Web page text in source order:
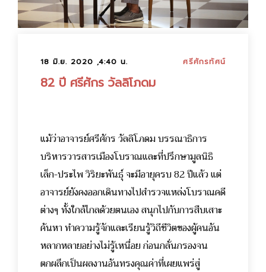
18 มิ.ย. 2020 ,4:40 น. ศรีศักรทัศน์
82 ปี ศรีศักร วัลลิโภดม
แม้ว่าอาจารย์ศรีศักร วัลลิโภดม บรรณาธิการ
บริหารวารสารเมืองโบราณและที่ปรึกษามูลนิธิ
เล็ก-ประไพ วิริยะพันธุ์ จะมีอายุครบ 82 ปีแล้ว​ แต่
อาจารย์ยังคงออกเดินทางไปสำรวจแหล่งโบราณคดี
ต่างๆ ทั้งใกล้ไกลด้วยตนเอง สนุกไปกับการสืบเสาะ
ค้นหา ทำความรู้จักและเรียนรู้วิถีชีวิตของผู้คนอัน
หลากหลายอย่างไม่รู้เหนื่อย ก่อนกลั่นกรอง​จน
ตกผลึกเป็นผลงานอันทรงคุณค่าที่เผยแพร่​สู่